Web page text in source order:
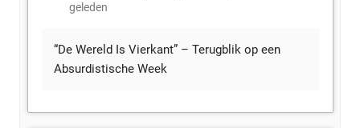
geleden
“De Wereld Is Vierkant” – Terugblik op een
Absurdistische Week